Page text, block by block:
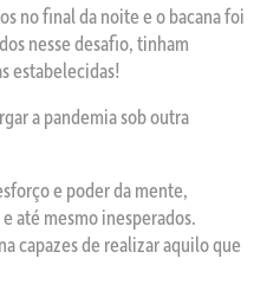
no final da noite e o bacana foi
nesse desafio, tinham
estabelecidas!
a pandemia sob outra
e poder da mente,
até mesmo inesperados.
capazes de realizar aquilo que